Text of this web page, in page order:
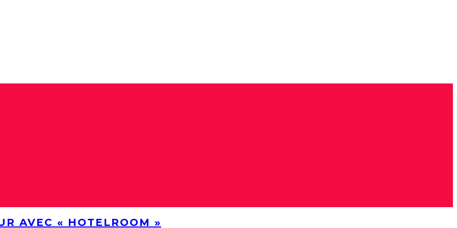
AVEC « HOTELROOM »